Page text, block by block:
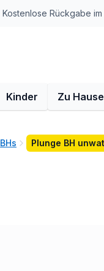
Kostenlose Rückgabe im
Kinder Zu Hause
BHs Plunge BH